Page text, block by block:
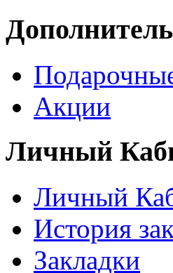
Акции
Личный
Личный
История
Закладки